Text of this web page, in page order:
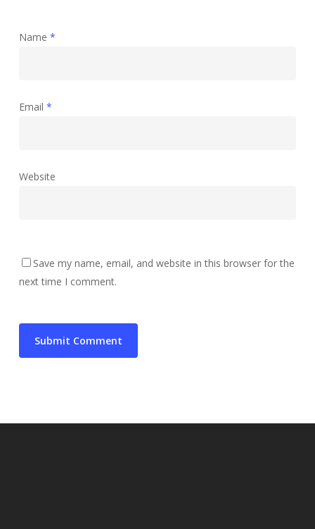
Name *
Email *
Website
Save my name, email, and website in this browser for the
next time I comment.